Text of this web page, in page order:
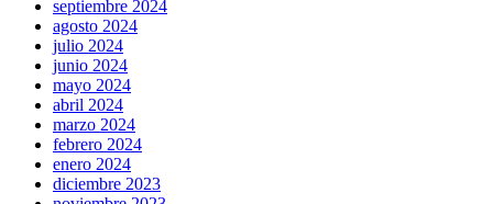
septiembre 2024
agosto 2024
julio 2024
junio 2024
mayo 2024
abril 2024
marzo 2024
febrero 2024
enero 2024
diciembre 2023